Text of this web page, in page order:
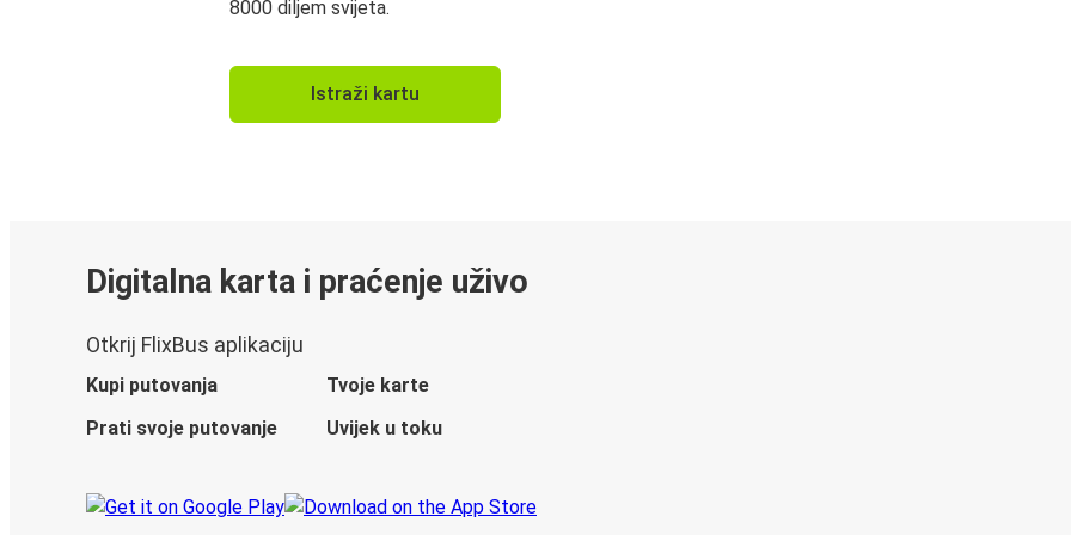
8000 diljem svijeta.
Istraži kartu
Digitalna karta i praćenje uživo
Otkrij FlixBus aplikaciju
Kupi putovanja
Tvoje karte
Prati svoje putovanje
Uvijek u toku